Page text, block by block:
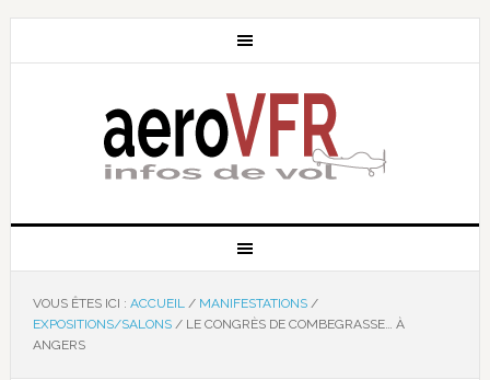
VOUS ÊTES ICI : ACCUEIL / MANIFESTATIONS /
EXPOSITIONS/SALONS /LE CONGRÈS DE COMBEGRASSE… À
ANGERS